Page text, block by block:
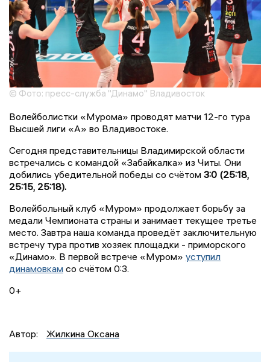
© Фото: пресс-служба "Динамо" Владивосток
Волейболистки «Мурома» проводят матчи 12-го тура
Высшей лиги «А» во Владивостоке.
Сегодня представительницы Владимирской области
встречались с командой «Забайкалка» из Читы. Они
добились убедительной победы со счётом 3:0 (25:18,
25:15, 25:18).
Волейбольный клуб «Муром» продолжает борьбу за
медали Чемпионата страны и занимает текущее третье
место. Завтра наша команда проведёт заключительную
встречу тура против хозяек площадки - приморского
«Динамо». В первой встрече «Муром» уступил
динамовкам со счётом 0:3.
0+
Автор: Жилкина Оксана